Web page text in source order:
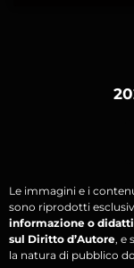
Le immagini e i
sono riprodotti
informazione o
sul Diritto d’Autore, e
la natura di pubblico